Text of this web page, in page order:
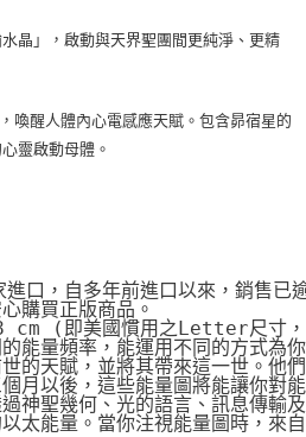
晶」，啟動與天界聖團間更純淨、更精
喚醒人體內心電感應天賦。包含昴宿星的
靈啟動母體。
口，自多年前進口以來，銷售已
購買正版商品。
(即美國慣用之Letter尺寸，
能量頻率，能運用不同的方式為
的天賦，並將其帶來這一世。他
月以後，這些能量圖將能讓你對
神聖幾何、光的語言、訊息傳輸
太能量。當你注視能量圖時，來